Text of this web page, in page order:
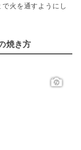
火を通すようにし
焼き方